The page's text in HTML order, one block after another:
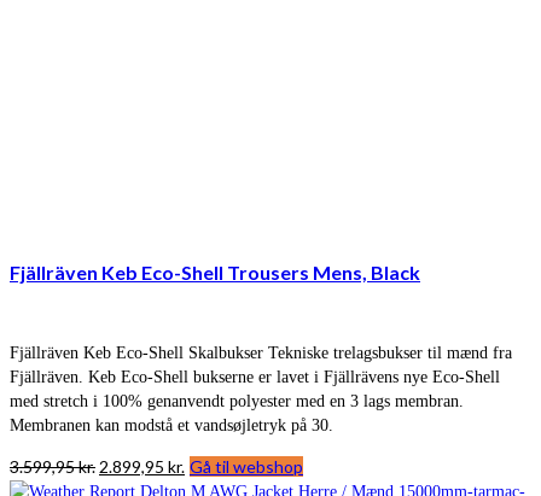
Fjällräven Keb Eco-Shell Trousers Mens, Black
Fjällräven Keb Eco-Shell Skalbukser Tekniske trelagsbukser til mænd fra
Fjällräven. Keb Eco-Shell bukserne er lavet i Fjällrävens nye Eco-Shell
med stretch i 100% genanvendt polyester med en 3 lags membran.
Membranen kan modstå et vandsøjletryk på 30.
3.599,95kr. Den
oprindelige
2.899,95 kr. Den
aktuelle
Gå til webshop